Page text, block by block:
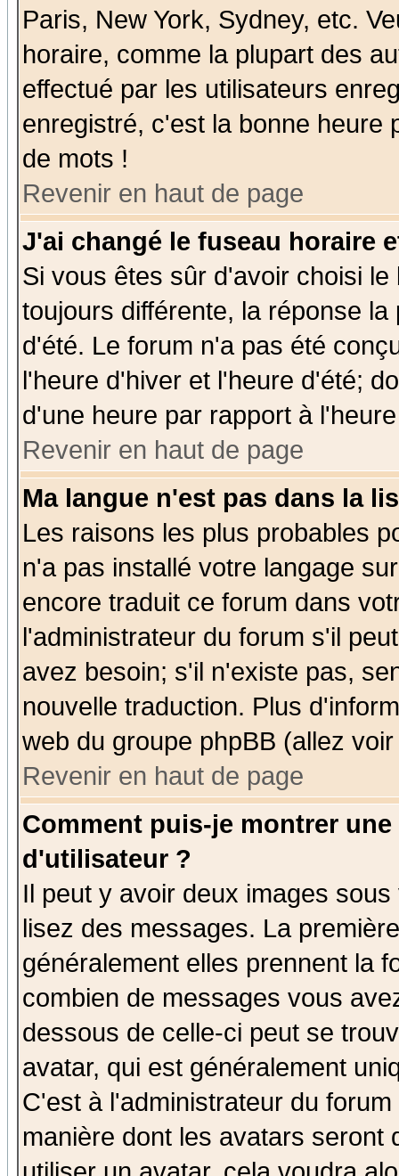
Paris, New York, Sydney, etc.
horaire, comme la plupart des
effectué par les utilisateurs
enregistré, c'est la bonne heure
de mots !
Revenir en haut de page
J'ai changé le fuseau horaire
Si vous êtes sûr d'avoir choisi
toujours différente, la réponse
d'été. Le forum n'a pas été
l'heure d'hiver et l'heure d'été;
d'une heure par rapport à
Revenir en haut de page
Ma langue n'est pas dans la
Les raisons les plus probables
n'a pas installé votre langage
encore traduit ce forum dans
l'administrateur du forum s'il
avez besoin; s'il n'existe pas,
nouvelle traduction. Plus
web du groupe phpBB (allez
Revenir en haut de page
Comment puis-je montrer
d'utilisateur ?
Il peut y avoir deux images
lisez des messages. La
généralement elles prennent la
combien de messages vous
dessous de celle-ci peut se
avatar, qui est généralement
C'est à l'administrateur du
manière dont les avatars seront